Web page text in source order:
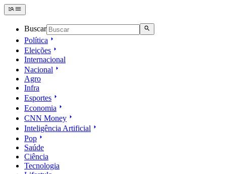
Buscar
Política
Eleições
Internacional
Nacional
Agro
Infra
Esportes
Economia
CNN Money
Inteligência Artificial
Pop
Saúde
Ciência
Tecnologia